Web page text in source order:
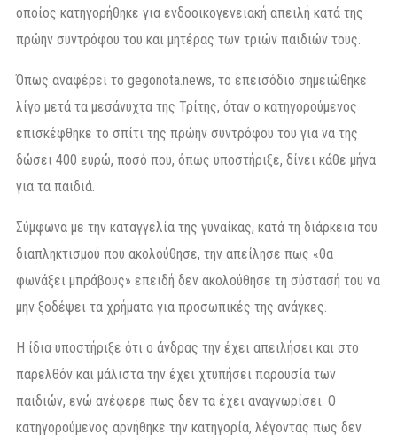
οποίος κατηγορήθηκε για ενδοοικογενειακή απειλή κατά της
πρώην συντρόφου του και μητέρας των τριών παιδιών τους.
Όπως αναφέρει το gegonota.news, το επεισόδιο σημειώθηκε
λίγο μετά τα μεσάνυχτα της Τρίτης, όταν ο κατηγορούμενος
επισκέφθηκε το σπίτι της πρώην συντρόφου του για να της
δώσει 400 ευρώ, ποσό που, όπως υποστήριξε, δίνει κάθε μήνα
για τα παιδιά.
Σύμφωνα με την καταγγελία της γυναίκας, κατά τη διάρκεια του
διαπληκτισμού που ακολούθησε, την απείλησε πως «θα
φωνάξει μπράβους» επειδή δεν ακολούθησε τη σύστασή του να
μην ξοδέψει τα χρήματα για προσωπικές της ανάγκες.
Η ίδια υποστήριξε ότι ο άνδρας την έχει απειλήσει και στο
παρελθόν και μάλιστα την έχει χτυπήσει παρουσία των
παιδιών, ενώ ανέφερε πως δεν τα έχει αναγνωρίσει. Ο
κατηγορούμενος αρνήθηκε την κατηγορία, λέγοντας πως δεν